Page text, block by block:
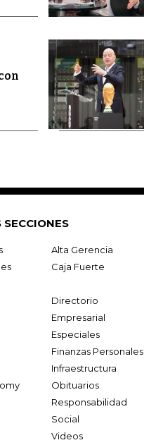
Alta Gerencia
Caja Fuerte
Directorio
Empresarial
Especiales
Finanzas Personales
Infraestructura
Obituarios
Responsabilidad
Social
Videos